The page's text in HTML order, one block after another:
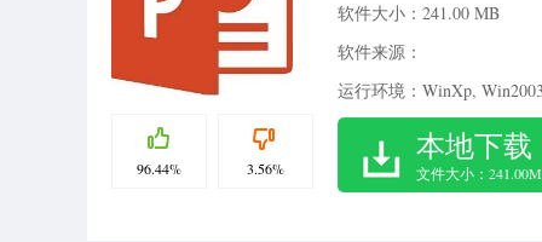
96.44% 3.56%
软件大小： 241.00 MB
软件来源：
运行环境：WinXp,
本地下载
文件大小：